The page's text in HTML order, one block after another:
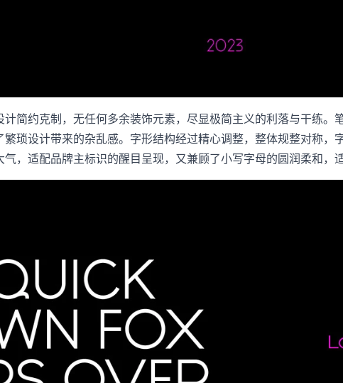
简约克制，无任何多余装饰元素，尽显极简主义的利落与干练
琐设计带来的杂乱感。字形结构经过精心调整，整体规整对称
，适配品牌主标识的醒目呈现，又兼顾了小写字母的圆润柔和，